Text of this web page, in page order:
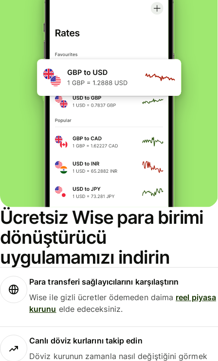
Ücretsiz Wise para birimi
dönüştürücü
uygulamamızı indirin
Para transferi sağlayıcılarını karşılaştırın
Wise ile gizli ücretler ödemeden daima reel piyasa
kurunu elde edeceksiniz.
Canlı döviz kurlarını takip edin
Döviz kurunun zamanla nasıl değiştiğini görmek